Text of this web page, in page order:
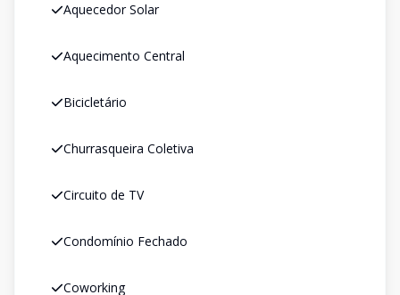
Aquecedor Solar
Aquecimento Central
Bicicletário
Churrasqueira Coletiva
Circuito de TV
Condomínio Fechado
Coworking